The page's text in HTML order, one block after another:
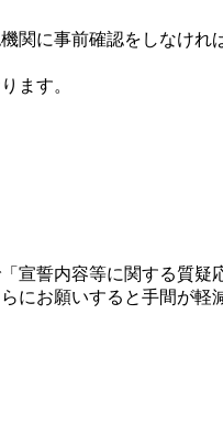
関に事前確認をしなけれ
ます。
誓内容等に関する質疑
にお願いすると手間が軽